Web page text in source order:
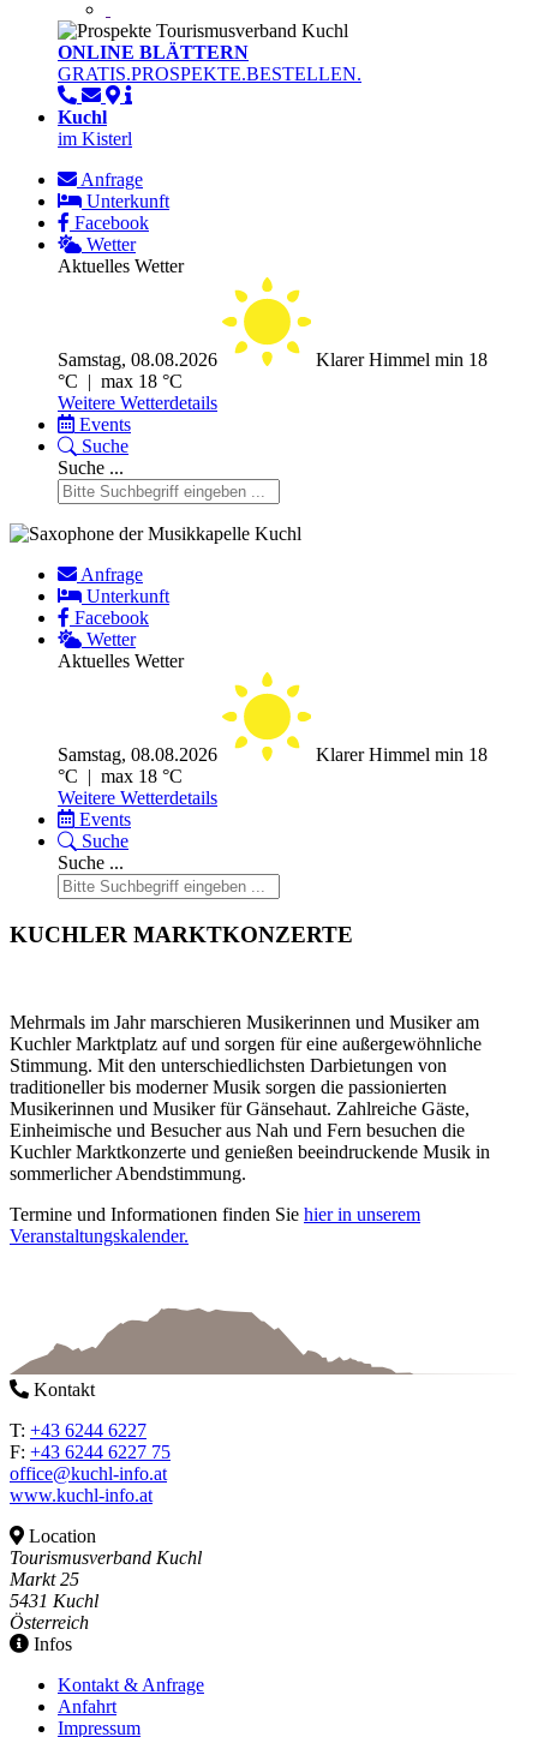
ONLINE BLÄTTERN
GRATIS.PROSPEKTE.BESTELLEN.
Kuchl
im Kisterl
Anfrage
Unterkunft
Facebook
Wetter
Aktuelles Wetter
Samstag, 08.08.2026 Klarer Himmel min 18
°C | max 18 °C
Weitere Wetterdetails
Events
Suche
Suche ...
Anfrage
Unterkunft
Facebook
Wetter
Aktuelles Wetter
Samstag, 08.08.2026 Klarer Himmel min 18
°C | max 18 °C
Weitere Wetterdetails
Events
Suche
Suche ...
KUCHLER MARKTKONZERTE
Mehrmals im Jahr marschieren Musikerinnen und Musiker am
Kuchler Marktplatz auf und sorgen für eine außergewöhnliche
Stimmung. Mit den unterschiedlichsten Darbietungen von
traditioneller bis moderner Musik sorgen die passionierten
Musikerinnen und Musiker für Gänsehaut. Zahlreiche Gäste,
Einheimische und Besucher aus Nah und Fern besuchen die
Kuchler Marktkonzerte und genießen beeindruckende Musik in
sommerlicher Abendstimmung.
Termine und Informationen finden Sie hier in unserem
Veranstaltungskalender.
Kontakt
T: +43 6244 6227
F: +43 6244 6227 75
office@kuchl-info.at
www.kuchl-info.at
Location
Tourismusverband Kuchl
Markt 25
5431 Kuchl
Österreich
Infos
Kontakt & Anfrage
Anfahrt
Impressum